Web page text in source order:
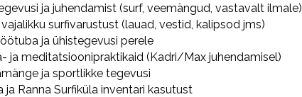
ja juhendamist (surf, veemängud, vastavalt ilmale)
surfivarustust (lauad, vestid, kalipsod jms)
ja ühistegevusi perele
ja meditatsioonipraktikaid (Kadri/Max juhendamisel)
ja sportlikke tegevusi
ja Ranna Surfiküla inventari kasutust